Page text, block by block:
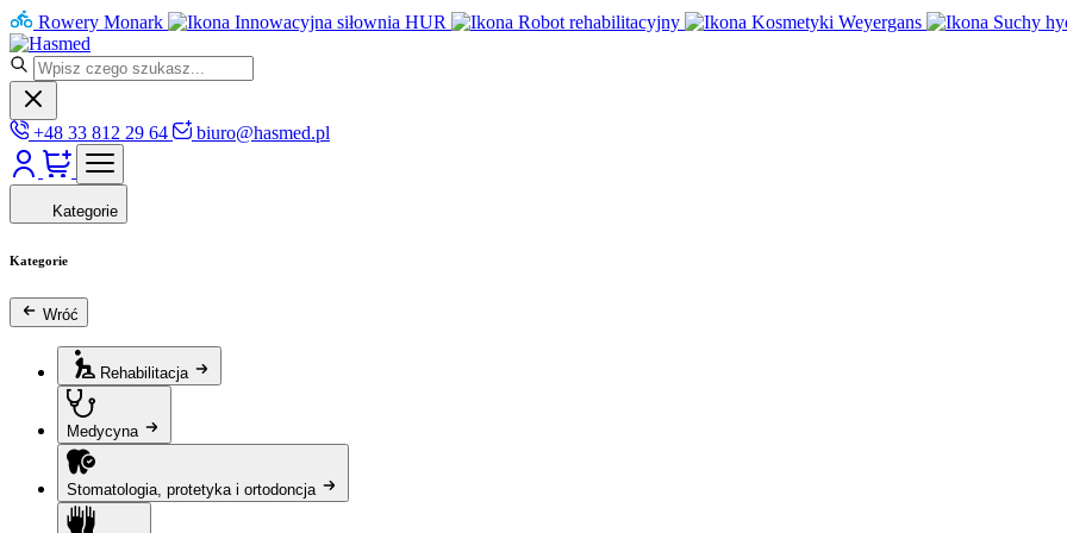
Rowery Monark Innowacyjna siłownia HUR Robot rehabilitacyjny Kosmetyki Weyergans Suchy
+48 33 812 29 64 biuro@hasmed.pl
Kategorie
Kategorie
Wróć
Rehabilitacja
Medycyna
Stomatologia, protetyka i ortodoncja